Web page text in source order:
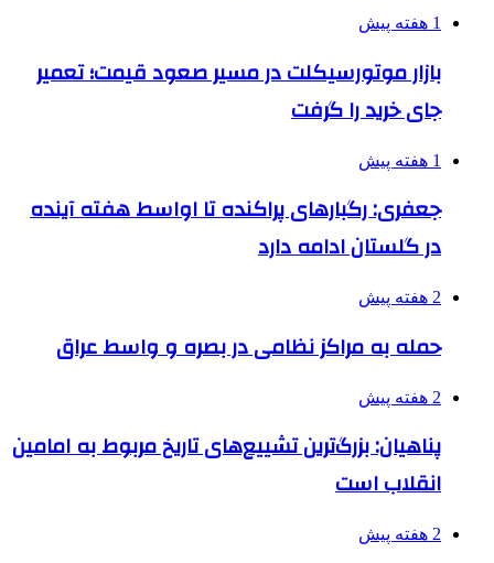
1 هفته پیش
بازار موتورسیکلت در مسیر صعود قیمت؛ تعمیر
جای خرید را گرفت
1 هفته پیش
جعفری: رگبارهای پراکنده تا اواسط هفته آینده
در گلستان ادامه دارد
2 هفته پیش
حمله به مراکز نظامی در بصره و واسط عراق
2 هفته پیش
پناهیان: بزرگ‌ترین تشییع‌های تاریخ مربوط به امامین
انقلاب است
2 هفته پیش